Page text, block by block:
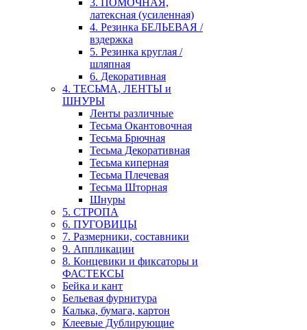
3. ПОМОЧНАЯ,
латексная (усиленная)
4. Резинка БЕЛЬЕВАЯ /
вздержка
5. Резинка круглая /
шляпная
6. Декоративная
4. ТЕСЬМА, ЛЕНТЫ и
ШНУРЫ
Ленты различные
Тесьма Окантовочная
Тесьма Брючная
Тесьма Декоративная
Тесьма киперная
Тесьма Плечевая
Тесьма Шторная
Шнуры
5. СТРОПА
6. ПУГОВИЦЫ
7. Размерники, составники
9. Аппликации
8. Концевики и фиксаторы и
ФАСТЕКСЫ
Бейка и кант
Бельевая фурнитура
Калька, бумага, картон
Клеевые Дублирующие